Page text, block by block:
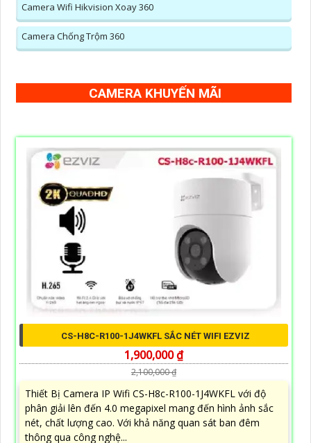
Camera Wifi Hikvision Xoay 360
Camera Chống Trộm 360
CAMERA KHUYẾN MÃI
CS-H8C-R100-1J4WKFL SẮC NÉT WIFI EZVIZ
1,900,000 ₫
2,100,000 ₫
Thiết Bị Camera IP Wifi CS-H8c-R100-1J4WKFL với độ
phân giải lên đến 4.0 megapixel mang đến hình ảnh sắc
nét, chất lượng cao. Với khả năng quan sát ban đêm
thông qua công nghệ...